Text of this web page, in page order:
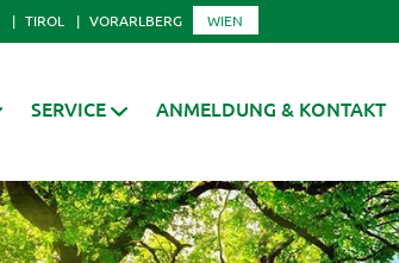
TIROL VORARLBERG WIEN
SERVICE ANMELDUNG & KONTAKT